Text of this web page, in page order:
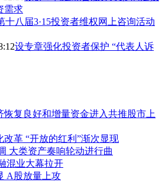
需求
十八届3·15投资者维权网上咨询活动
设专章强化投资者保护 “代表人诉
恢复良好和增量资金进入共推股市上
改革 “开放的红利”渐次显现
大类资产奏响轮动进行曲
混业大幕拉开
A股放量上攻